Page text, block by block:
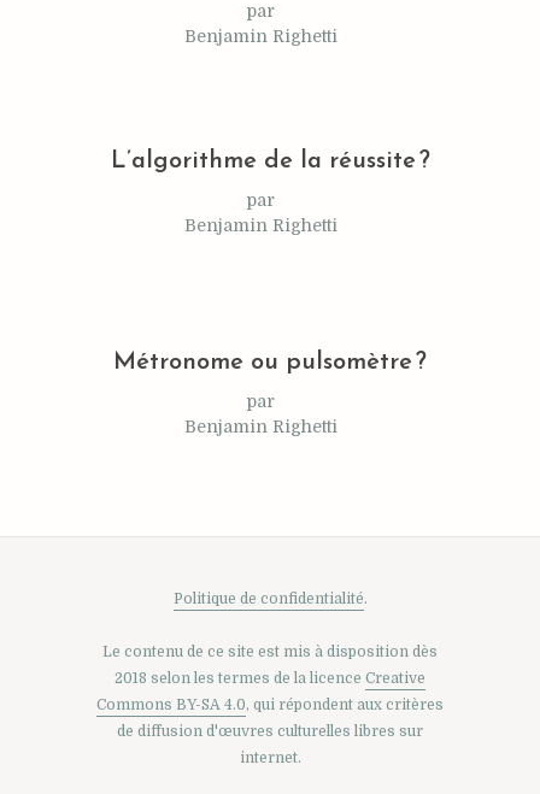
par
Benjamin Righetti
L’algorithme de la réussite ?
par
Benjamin Righetti
Métronome ou pulsomètre ?
par
Benjamin Righetti
Politique de confidentialité.
Le contenu de ce site est mis à disposition dès
2018 selon les termes de la licence Creative
Commons BY-SA 4.0, qui répondent aux critères
de diffusion d'œuvres culturelles libres sur
internet.